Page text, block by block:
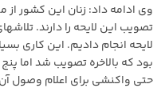
وی ادامه داد: زنان این کشور از
تصویب این لایحه را دارند.
لایحه انجام دادیم. این کاری
بود که بالاخره تصویب شد اما
حتی واکنشی برای اعلام وصول